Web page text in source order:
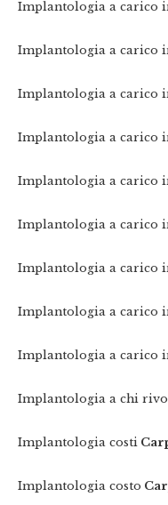
Implantologia a carico
Implantologia a carico
Implantologia a carico
Implantologia a carico
Implantologia a carico
Implantologia a carico
Implantologia a carico
Implantologia a carico
Implantologia a carico
Implantologia a chi
Implantologia costi
Implantologia costo